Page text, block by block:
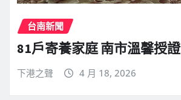
台南新聞
81戶寄養家庭 南市溫馨授證
下港之聲 4 月 18, 2026